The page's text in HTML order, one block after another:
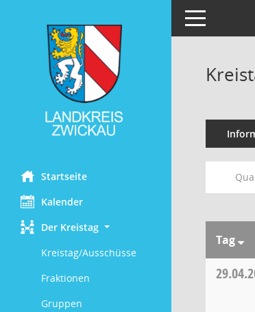
Startseite
Kalender
Der Kreistag
Kreistag/Ausschüsse
Fraktionen
Gruppen
Toggle
Tag